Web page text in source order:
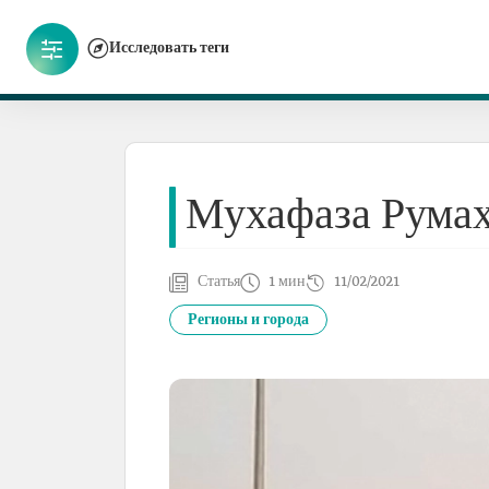
Исследовать теги
Мухафаза
Статья 1 мин 11/02/2021
Регионы и города